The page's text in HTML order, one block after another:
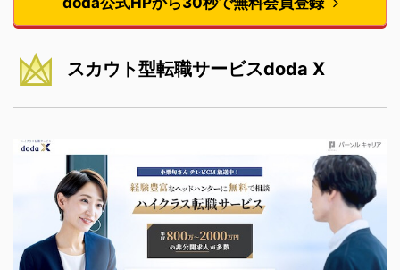
スカウト型転職サービスdoda X